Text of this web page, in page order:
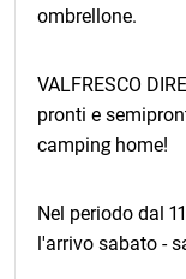
ombrellone.
VALFRESCO
pronti e
camping home!
Nel periodo dal
l'arrivo sabato -